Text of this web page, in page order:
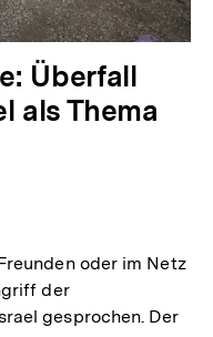
Überfall
als Thema
oder im Netz
der
gesprochen. Der